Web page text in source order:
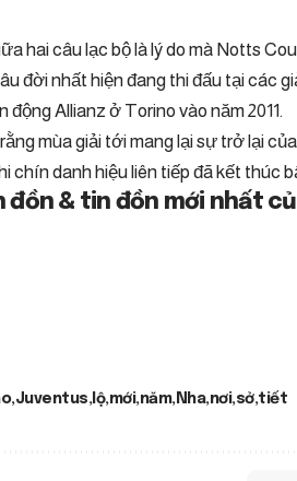
hai câu lạc bộ là lý do mà Notts
đời nhất hiện đang thi đấu tại các
Allianz ở Torino vào năm 2011.
mùa giải tới mang lại sự trở lại
chín danh hiệu liên tiếp đã kết thúc
& tin đồn mới nhất
Juventus lộ mới năm Nha nơi sở tiết